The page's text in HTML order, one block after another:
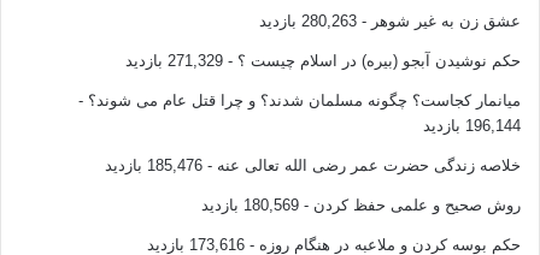
این، در مواردی است که
شخص مبلغ را قدرت و نیرویی کمک نکند تا بتواند به کمک آن نیرو و قدرت،
شرایط را تغییر بدهد. البته، در صورتی که قدرت و نیرویی نیز او را کمک کند، و
بتواند در کنار حسن قول و خوش زبانی و بکارگیری شیوه های عالی هدایت و پند
و اندرز
آن نیروی
کمک کننده و قدرت تغییر اوضاع، به هیچ وجه با خوبی و خوشی و دعوت به
عشق زن به غیر شوهر - 280,263 بازدید
حکم نوشیدن آبجو (بیره) در اسلام چیست ؟ - 271,329 بازدید
میانمار کجاست؟ چگونه مسلمان شدند؟ و چرا قتل عام می شوند؟ -
196,144 بازدید
خلاصه زندگی حضرت عمر رضی الله تعالی عنه - 185,476 بازدید
روش صحیح و علمی حفظ کردن - 180,569 بازدید
حکم بوسه کردن و ملاعبه در هنگام روزه - 173,616 بازدید